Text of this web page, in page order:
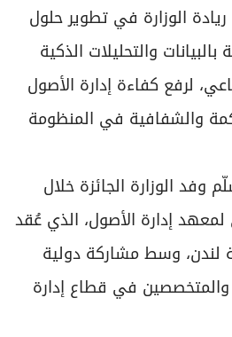
الوزارة في تطوير حلول
والتحليلات الذكية
لرفع كفاءة إدارة الأصول
والشفافية في المنظومة
الوزارة الجائزة خلال
إدارة الأصول، الذي عُقد
لندن، وسط مشاركة دولية
والمتخصصين في قطاع إدارة